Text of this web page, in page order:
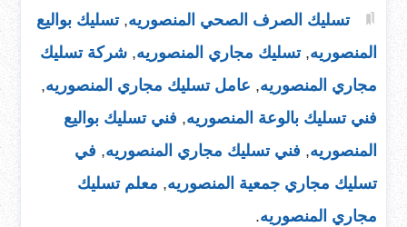
تسليك الصرف الصحي المنصوريه,تسليك بواليع
المنصوريه,تسليك مجاري المنصوريه, شركة تسليك
مجاري المنصوريه, عامل تسليك مجاري المنصوريه,
فني تسليك بالوعة المنصوريه, فني تسليك بواليع
المنصوريه, فني تسليك مجاري المنصوريه, في
تسليك مجاري جمعية المنصوريه, معلم تسليك
مجاري المنصوريه.